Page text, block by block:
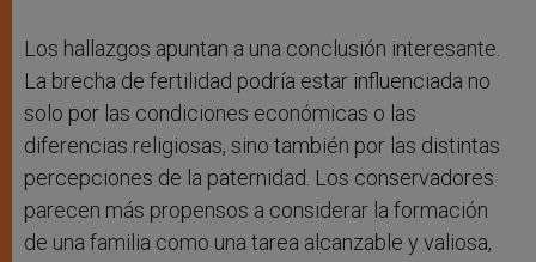
Los hallazgos apuntan a una conclusión interesante.
La brecha de fertilidad podría estar influenciada no
solo por las condiciones económicas o las
diferencias religiosas, sino también por las distintas
percepciones de la paternidad. Los conservadores
parecen más propensos a considerar la formación
de una familia como una tarea alcanzable y valiosa,